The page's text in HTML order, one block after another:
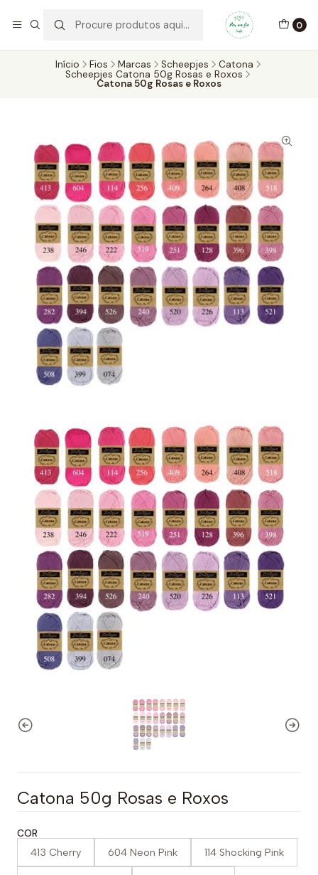
0
No concelho de Oeiras a entrega pode ser feita em mãos.
Início Fios Marcas Scheepjes
Catona
Scheepjes Catona 50g Rosas e Roxos
Catona 50g Rosas e Roxos
Catona 50g Rosas e Roxos
COR
413 Cherry 604 Neon Pink 114 Shocking Pink